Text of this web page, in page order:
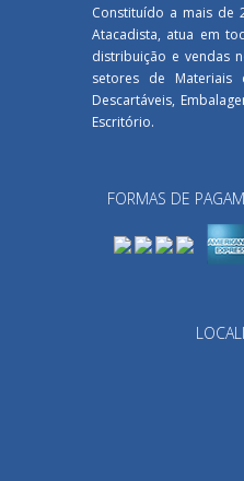
Constituído a mais de
Atacadista, atua em
distribuição e vendas
setores de Materiais
Descartáveis,
Escritório.
FORMAS DE